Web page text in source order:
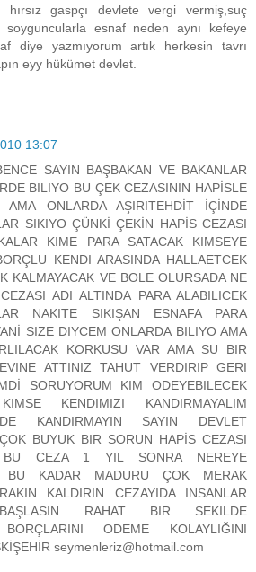
hırsız gaspçı devlete vergi vermiş,suç
soyguncularla esnaf neden aynı kefeye
diye yazmıyorum artık herkesin tavrı
eyy hükümet devlet.
13:07
SAYIN BAŞBAKAN VE BAKANLAR
BILIYO BU ÇEK CEZASININ HAPİSLE
AMA ONLARDA AŞIRITEHDİT İÇİNDE
SIKIYO ÇÜNKİ ÇEKİN HAPİS CEZASI
KIME PARA SATACAK KIMSEYE
KENDI ARASINDA HALLAETCEK
KALMAYACAK VE BOLE OLURSADA NE
ADI ALTINDA PARA ALABILICEK
NAKITE SIKIŞAN ESNAFA PARA
SIZE DIYCEM ONLARDA BILIYO AMA
KORKUSU VAR AMA SU BIR
ATTINIZ TAHUT VERDIRIP GERI
SORUYORUM KIM ODEYEBILECEK
KENDIMIZI KANDIRMAYALIM
KANDIRMAYIN SAYIN DEVLET
BUYUK BIR SORUN HAPİS CEZASI
BU CEZA 1 YIL SONRA NEREYE
BU KADAR MADURU ÇOK MERAK
KALDIRIN CEZAYIDA INSANLAR
RAHAT BIR SEKILDE
BORÇLARINI ODEME KOLAYLIĞINI
seymenleriz@hotmail.com